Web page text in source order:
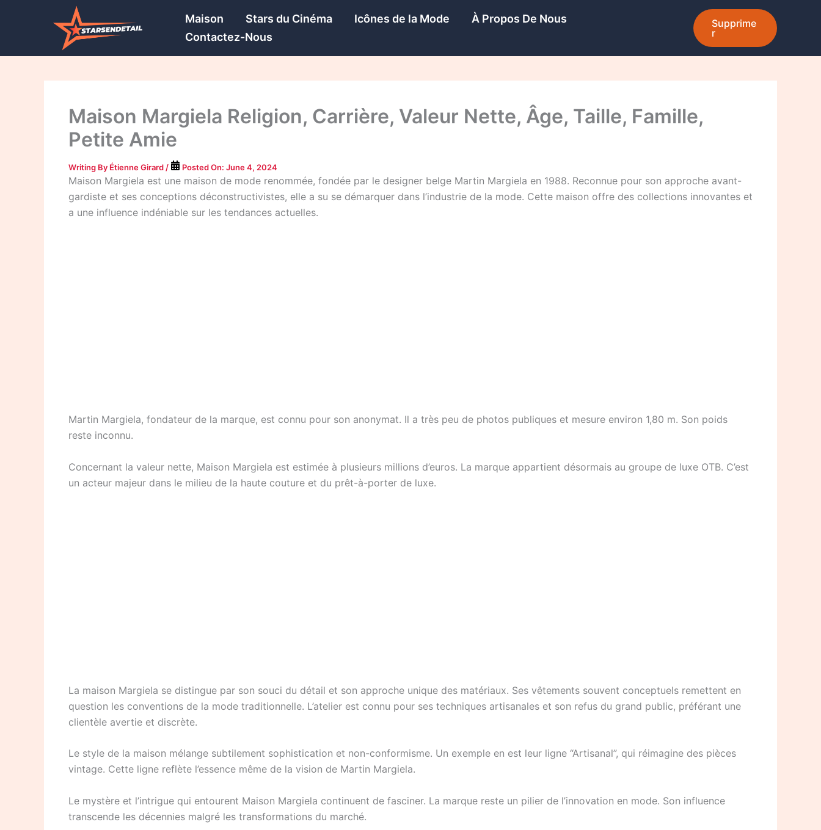
Maison Stars du Cinéma Icônes de la Mode
À Propos De Nous
Contactez-Nous
Supprime
r
Maison Margiela Religion, Carrière, Valeur Nette, Âge, Taille, Famille,
Petite Amie
Writing By Étienne Girard / Posted On: June 4, 2024
Maison Margiela est une maison de mode renommée, fondée par le designer belge Martin Margiela en 1988. Reconnue pour son approche avant-
gardiste et ses conceptions déconstructivistes, elle a su se démarquer dans l’industrie de la mode. Cette maison offre des collections innovantes et
a une influence indéniable sur les tendances actuelles.
Martin Margiela, fondateur de la marque, est connu pour son anonymat. Il a très peu de photos publiques et mesure environ 1,80 m. Son poids
reste inconnu.
Concernant la valeur nette, Maison Margiela est estimée à plusieurs millions d’euros. La marque appartient désormais au groupe de luxe OTB. C’est
un acteur majeur dans le milieu de la haute couture et du prêt-à-porter de luxe.
La maison Margiela se distingue par son souci du détail et son approche unique des matériaux. Ses vêtements souvent conceptuels remettent en
question les conventions de la mode traditionnelle. L’atelier est connu pour ses techniques artisanales et son refus du grand public, préférant une
clientèle avertie et discrète.
Le style de la maison mélange subtilement sophistication et non-conformisme. Un exemple en est leur ligne “Artisanal”, qui réimagine des pièces
vintage. Cette ligne reflète l’essence même de la vision de Martin Margiela.
Le mystère et l’intrigue qui entourent Maison Margiela continuent de fasciner. La marque reste un pilier de l’innovation en mode. Son influence
transcende les décennies malgré les transformations du marché.